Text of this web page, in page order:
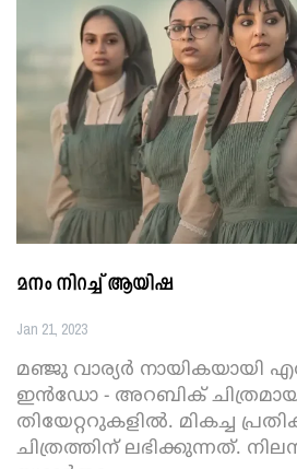
മനം നിറച്ച് ആയിഷ
Jan 21, 2023
മഞ്ജു വാര്യർ നായികയായി
ഇൻഡോ - അറബിക്
തിയേറ്ററുകളിൽ. മികച്ച
ചിത്രത്തിന് ലഭിക്കുന്നത്.